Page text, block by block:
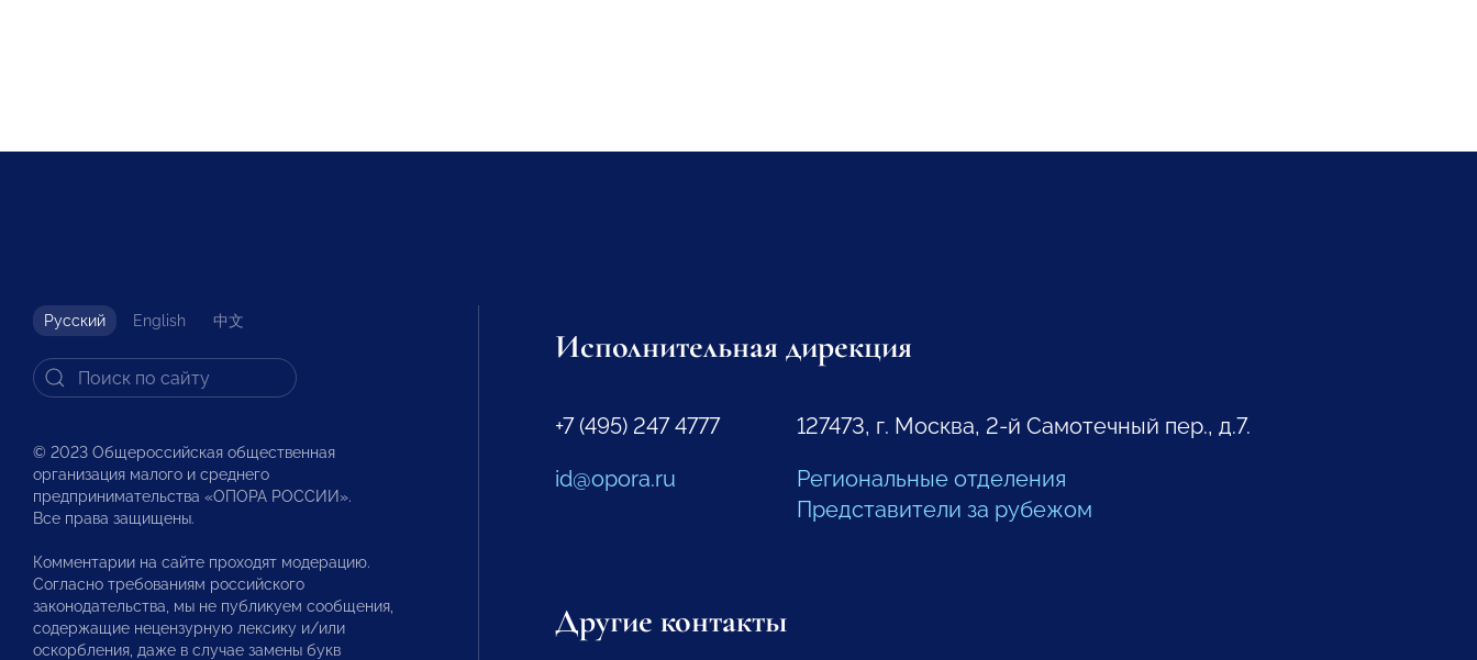
Русский English 中文
© 2023 Общероссийская общественная
организация малого и среднего
предпринимательства «ОПОРА РОССИИ».
Все права защищены.
Комментарии на сайте проходят модерацию.
Согласно требованиям российского
законодательства, мы не публикуем сообщения,
содержащие нецензурную лексику и/или
оскорбления, даже в случае замены букв
Исполнительная дирекция
+7 (495) 247 4777
id@opora.ru
127473, г. Москва, 2-й Самотечный пер., д.7.
Региональные отделения
Представители за рубежом
Другие контакты